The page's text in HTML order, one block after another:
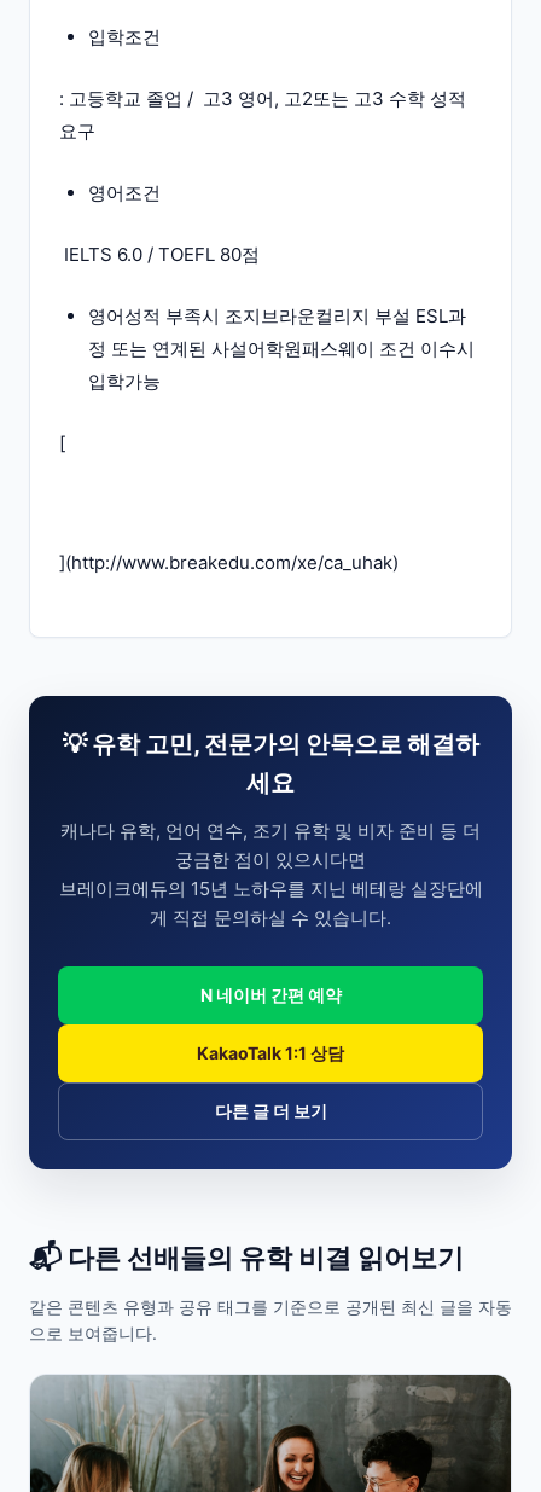
입학조건
: 고등학교 졸업 / 고3 영어, 고2또는 고3 수학 성적
요구
영어조건
IELTS 6.0 / TOEFL 80점
영어성적 부족시 조지브라운컬리지 부설 ESL과
정 또는 연계된 사설어학원패스웨이 조건 이수시
입학가능
[
](http://www.breakedu.com/xe/ca_uhak)
💡 유학 고민, 전문가의 안목으로 해결하
세요
캐나다 유학, 언어 연수, 조기 유학 및 비자 준비 등 더
궁금한 점이 있으시다면
브레이크에듀의 15년 노하우를 지닌 베테랑 실장단에
게 직접 문의하실 수 있습니다.
N 네이버 간편 예약
KakaoTalk 1:1 상담
다른 글 더 보기
📬 다른 선배들의 유학 비결 읽어보기
같은 콘텐츠 유형과 공유 태그를 기준으로 공개된 최신 글을 자동
으로 보여줍니다.